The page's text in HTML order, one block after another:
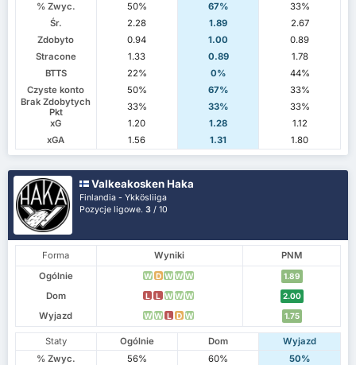
% Zwyc.
50% 67%
33%
Śr.
2.28 1.89
2.67
Zdobyto
0.94 1.00
0.89
Stracone
1.33 0.89
1.78
BTTS
22% 0%
44%
Czyste konto
50% 67%
33%
Brak Zdobytych
Pkt
33% 33%
33%
xG
1.20 1.28
1.12
xGA
1.56 1.31 1.80
Valkeakosken Haka
Finlandia - Ykkösliiga
Pozycje ligowe.3 / 10
Forma Wyniki
PNM
Ogólnie
W D W W W 1.89
Dom L L W W W 2.00
Wyjazd W W L D W 1.75
Staty Ogólnie Dom
Wyjazd
% Zwyc.
56% 60%
50%